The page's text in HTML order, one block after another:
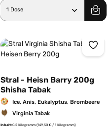
Produkt Anzahl:
Stral - Heisn Barry 200g
Shisha Tabak
Ice, Anis, Eukalyptus, Brombeere
Virginia Tabak
Inhalt:0.2 Kilogramm (149,50 € / 1 Kilogramm)